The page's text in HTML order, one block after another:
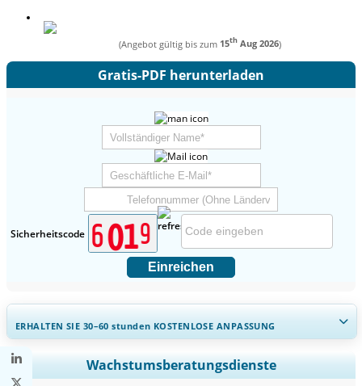
(Angebot gültig bis zum 15thAug 2026)
Gratis-PDF herunterladen
Sicherheitscode
Einreichen
ERHALTEN SIE 30–60stunden KOSTENLOSE ANPASSUNG
Regionale und länderspezifische Abdeckung erweitern,
Segmentanalyse, Unternehmensprofile, Wettbewerbs-
Wachstumsberatungsdienste